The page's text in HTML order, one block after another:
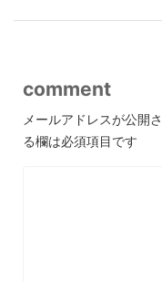
comment
メールアドレスが公開
る欄は必須項目です